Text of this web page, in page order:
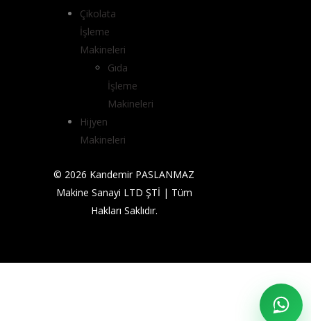
Çikolata
İşleme
Makineleri
Gıda
İşleme
Makineleri
Hijyen
Makineleri
© 2026 Kandemir PASLANMAZ
Makine Sanayi LTD ŞTİ | Tüm
Hakları Saklıdır.